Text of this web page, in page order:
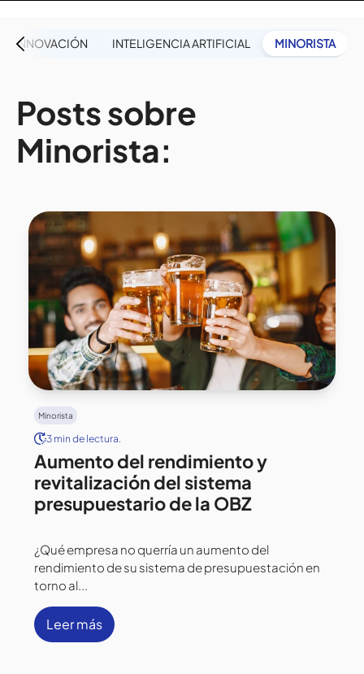
INNOVACIÓN INTELIGENCIA ARTIFICIAL MINORISTA
Posts sobre
Minorista:
Minorista
3 min de lectura.
Aumento del rendimiento y
revitalización del sistema
presupuestario de la OBZ
¿Qué empresa no querría un aumento del
rendimiento de su sistema de presupuestación en
torno al...
Leer más